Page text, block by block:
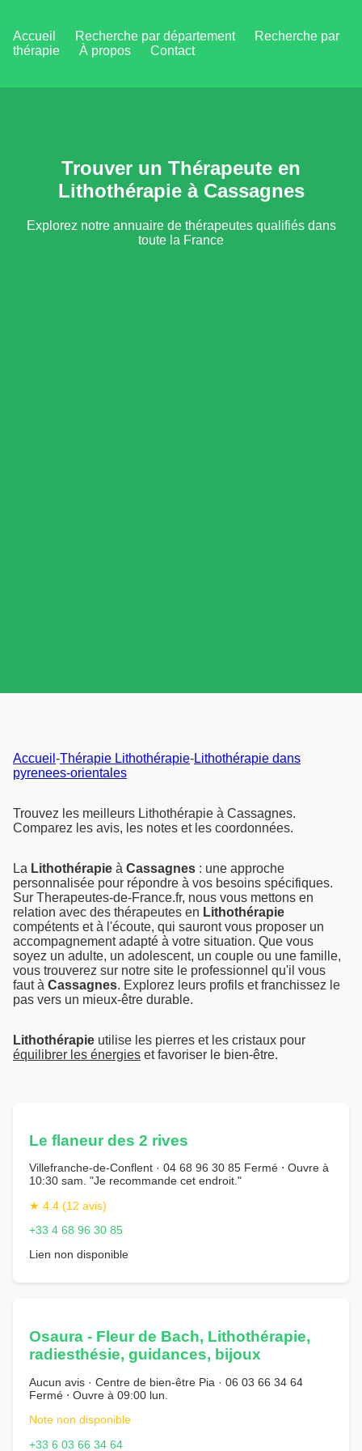
Accueil Recherche par département
Recherche par
thérapie
À propos Contact
Trouver un Thérapeute en
Lithothérapie à Cassagnes
Explorez notre annuaire de thérapeutes qualifiés dans
toute la France
Accueil -Thérapie Lithothérapie-Lithothérapie dans
pyrenees-orientales
Trouvez les meilleurs Lithothérapie à Cassagnes.
Comparez les avis, les notes et les coordonnées.
La Lithothérapie à Cassagnes : une approche
personnalisée pour répondre à vos besoins spécifiques.
Sur Therapeutes-de-France.fr, nous vous mettons en
relation avec des thérapeutes en Lithothérapie
compétents et à l'écoute, qui sauront vous proposer un
accompagnement adapté à votre situation. Que vous
soyez un adulte, un adolescent, un couple ou une famille,
vous trouverez sur notre site le professionnel qu'il vous
faut à Cassagnes. Explorez leurs profils et franchissez le
pas vers un mieux-être durable.
Lithothérapie utilise les pierres et les cristaux pour
équilibrer les énergies et favoriser le bien-être.
Le flaneur des 2 rives
Villefranche-de-Conflent · 04 68 96 30 85 Fermé ⋅ Ouvre à
10:30 sam. "Je recommande cet endroit."
★ 4.4 (12 avis)
+33 4 68 96 30 85
Lien non disponible
Osaura - Fleur de Bach, Lithothérapie,
radiesthésie, guidances, bijoux
Aucun avis · Centre de bien-être Pia · 06 03 66 34 64
Fermé ⋅ Ouvre à 09:00 lun.
Note non disponible
+33 6 03 66 34 64